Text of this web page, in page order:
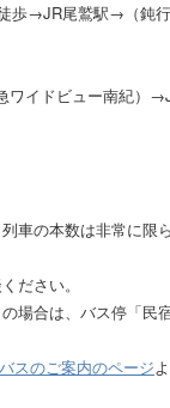
歩→JR尾鷲駅→（鈍行
ワイドビュー南紀）
車の本数は非常に限
ださい。
場合は、バス停「民
スのご案内のページ